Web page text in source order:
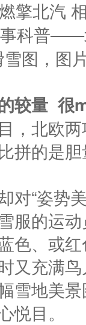
雪图，图
较量 很
，北欧
拼的是
对“姿势
服的运
色、或
又充满
雪地美
悦目。